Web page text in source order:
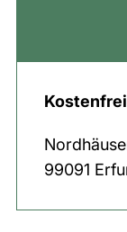
99091